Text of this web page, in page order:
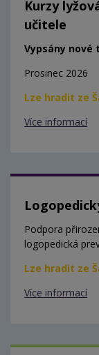
Kurzy
učitele
Vypsány nové
Prosinec 2026
Lze hradit ze
Více informací
Podpora
logopedická
Lze hradit ze
Více informací